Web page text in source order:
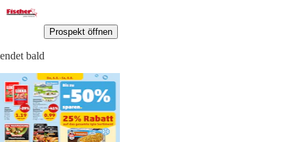
Prospekt öffnen
endet bald